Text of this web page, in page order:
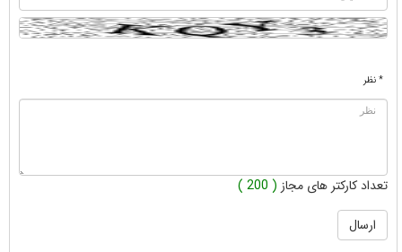
* نظر
تعداد کارکتر های مجاز ( 200 )